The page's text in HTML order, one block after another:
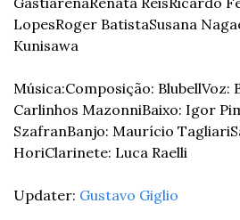
LopesRoger BatistaSusana
Kunisawa
Música:Composição: BlubellVoz:
Carlinhos MazonniBaixo: Igor
SzafranBanjo: Maurício Tagliari
HoriClarinete: Luca Raelli
Updater: Gustavo Giglio